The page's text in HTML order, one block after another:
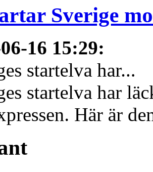
Sverige
16 15:29:
startelva har...
startelva har
Här är